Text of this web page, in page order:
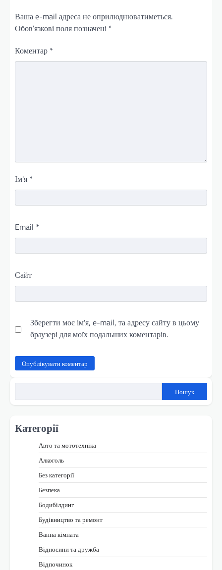
Ваша e-mail адреса не оприлюднюватиметься.
Обов’язкові поля позначені *
Коментар *
Ім'я *
Email *
Сайт
Зберегти моє ім'я, e-mail, та адресу сайту в цьому
браузері для моїх подальших коментарів.
Пошук
Категорії
Авто та мототехніка
Алкоголь
Без категорії
Безпека
Бодибілдинг
Будівництво та ремонт
Ванна кімната
Відносини та дружба
Відпочинок